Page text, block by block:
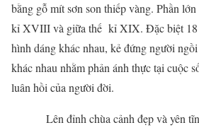
bằng gỗ mít sơn son thiếp vàng. Phần
kỉ XVIII và giữa thế kỉ XIX. Đặc biệt 18
hình dáng khác nhau, kẻ đứng người
khác nhau nhằm phản ánh thực tại cuộc
luân hồi của người đời.
Lên đỉnh chùa cảnh đẹp và yên